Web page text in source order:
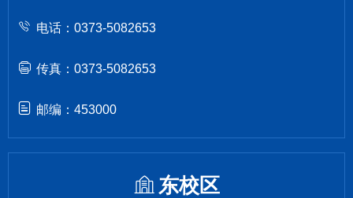
电话：0373-5082653
传真：0373-5082653
邮编：453000
东校区